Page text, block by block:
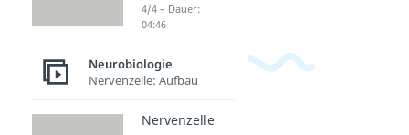
4/4 – Dauer:
04:46
Neurobiologie
Nervenzelle: Aufbau
Nervenzelle